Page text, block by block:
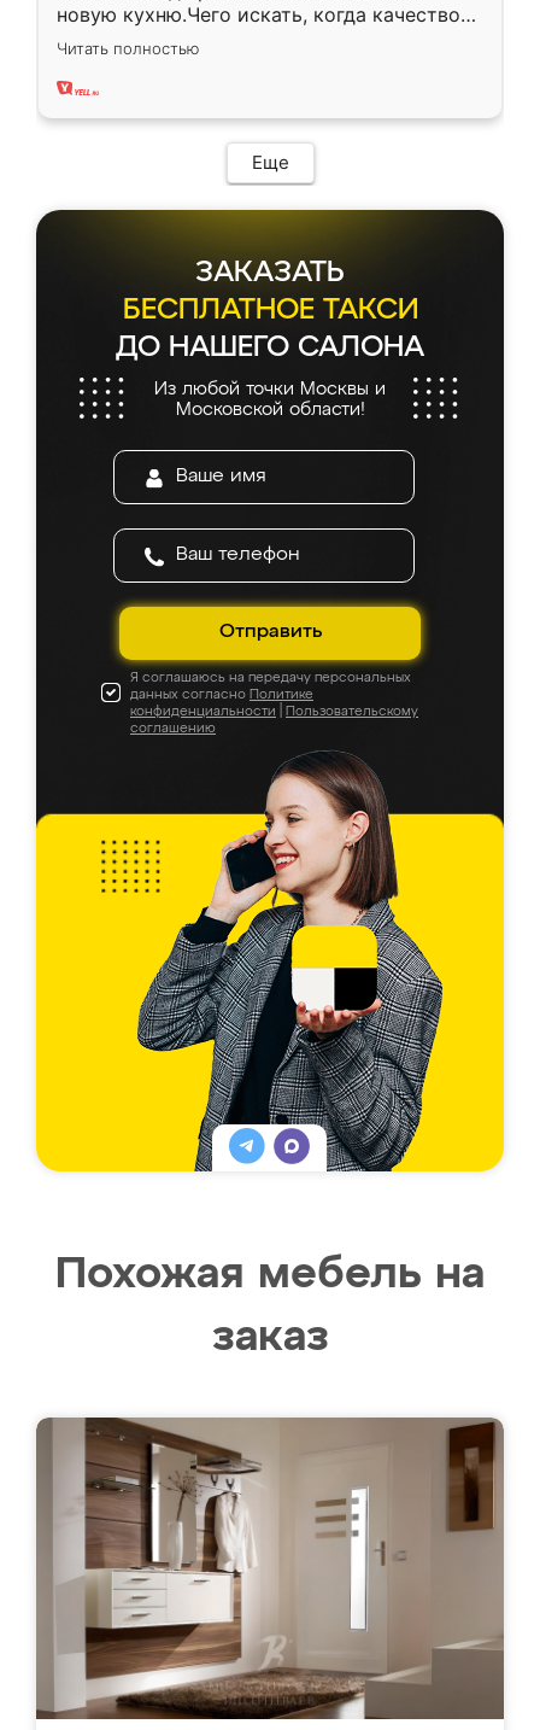
новую кухню.Чего искать, когда качеством
вполне довольна. Служит кухня уже почти
два года, нареканий нет.
Читать полностью
Еще
ЗАКАЗАТЬ
БЕСПЛАТНОЕ ТАКСИ
ДО НАШЕГО САЛОНА
Из любой точки Москвы и
Московской области!
Отправить
Я соглашаюсь на передачу персональных
данных согласно Политике
конфиденциальности
Пользовательскому
соглашению
Похожая мебель на
заказ